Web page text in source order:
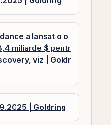
a lansat o o
miliarde $ pentr
viz | Goldr
| Goldring